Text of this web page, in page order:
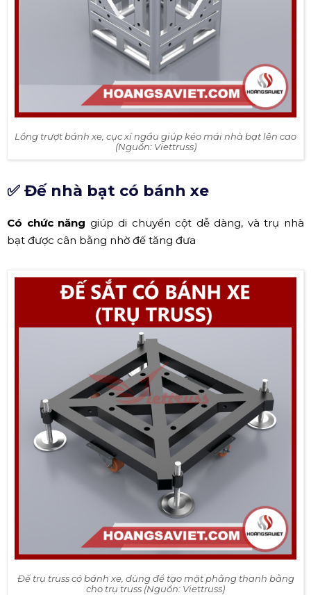
Lồng trượt bánh xe, cục xí ngầu giúp kéo mái nhà bạt lên cao
(Nguồn: Viettruss)
✅ Đế nhà bạt có bánh xe
Có chức năng giúp di chuyển cột dễ dàng, và trụ nhà
bạt được cân bằng nhờ đế tăng đưa
Đế trụ truss có bánh xe, dùng để tạo mặt phẳng thanh bằng
cho trụ truss (Nguồn: Viettruss)